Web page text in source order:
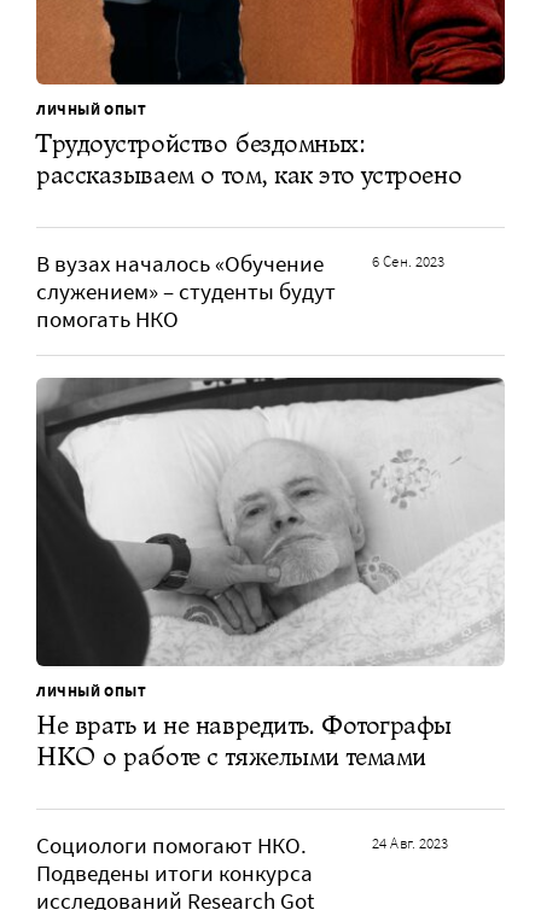
ЛИЧНЫЙ ОПЫТ
Трудоустройство бездомных:
рассказываем о том, как это устроено
В вузах началось «Обучение
служением» – студенты будут
помогать НКО
6 Сен. 2023
ЛИЧНЫЙ ОПЫТ
Не врать и не навредить. Фотографы
НКО о работе с тяжелыми темами
Социологи помогают НКО.
Подведены итоги конкурса
исследований Research Got
24 Авг. 2023